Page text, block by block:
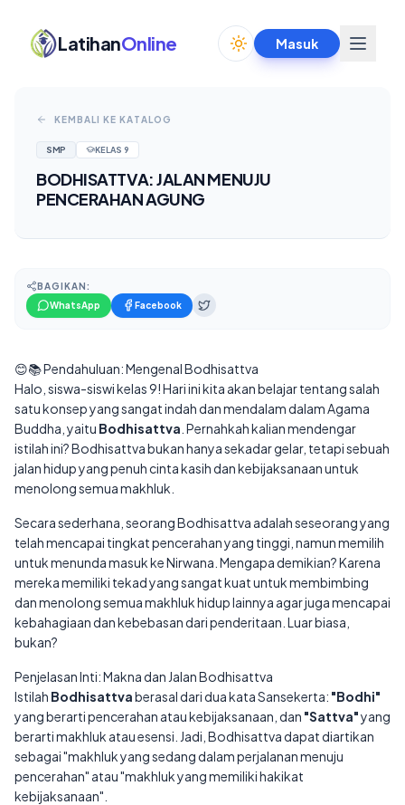
LatihanOnline Toggle theme
Masuk
KEMBALI KE KATALOG
SMP KELAS 9
BODHISATTVA: JALAN MENUJU
PENCERAHAN AGUNG
BAGIKAN:
WhatsApp
Facebook
😊📚 Pendahuluan: Mengenal Bodhisattva
Halo, siswa-siswi kelas 9! Hari ini kita akan belajar tentang salah
satu konsep yang sangat indah dan mendalam dalam Agama
Buddha, yaitu Bodhisattva . Pernahkah kalian mendengar
istilah ini? Bodhisattva bukan hanya sekadar gelar, tetapi sebuah
jalan hidup yang penuh cinta kasih dan kebijaksanaan untuk
menolong semua makhluk.
Secara sederhana, seorang Bodhisattva adalah seseorang yang
telah mencapai tingkat pencerahan yang tinggi, namun memilih
untuk menunda masuk ke Nirwana. Mengapa demikian? Karena
mereka memiliki tekad yang sangat kuat untuk membimbing
dan menolong semua makhluk hidup lainnya agar juga mencapai
kebahagiaan dan kebebasan dari penderitaan. Luar biasa,
bukan?
Penjelasan Inti: Makna dan Jalan Bodhisattva
Istilah Bodhisattvaberasal dari dua kata Sansekerta: "Bodhi"
yang berarti pencerahan atau kebijaksanaan, dan "Sattva"yang
berarti makhluk atau esensi. Jadi, Bodhisattva dapat diartikan
sebagai "makhluk yang sedang dalam perjalanan menuju
pencerahan" atau "makhluk yang memiliki hakikat
kebijaksanaan".